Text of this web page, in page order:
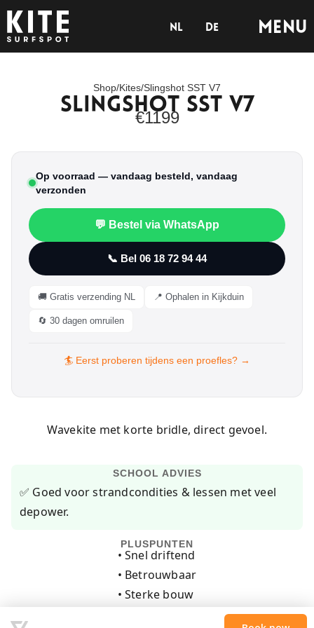
nl de Menu
Shop/Kites/Slingshot SST V7
Slingshot SST V7
€1199
Op voorraad — vandaag besteld, vandaag
verzonden
💬 Bestel via WhatsApp
📞 Bel 06 18 72 94 44
🚚 Gratis verzending NL 📍 Ophalen in Kijkduin
🔄 30 dagen omruilen
🏄 Eerst proberen tijdens een proefles? →
Wavekite met korte bridle, direct gevoel.
SCHOOL ADVIES
✅ Goed voor strandcondities & lessen met veel
depower.
PLUSPUNTEN
• Snel driftend
• Betrouwbaar
• Sterke bouw